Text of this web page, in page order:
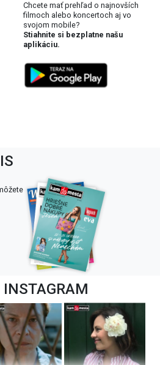
Chcete mať prehľad o najnovších
filmoch alebo koncertoch aj vo
svojom mobile?
Stiahnite si bezplatne našu
aplikáciu.